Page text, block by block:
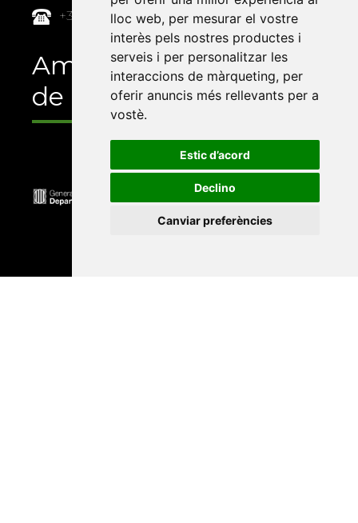
lloc web, per mesurar el vostre
interès pels nostres productes i
serveis i per personalitzar les
interaccions de màrqueting, per
oferir anuncis més rellevants per a
vostè.
Estic d’acord
Declino
Canviar preferències
+34 964 72 89 93
Amb el suport
de